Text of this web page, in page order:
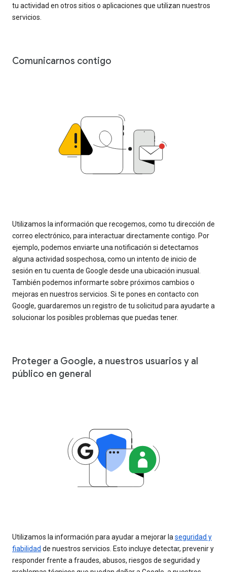
tu actividad en otros sitios o aplicaciones que utilizan nuestros
servicios.
Comunicarnos contigo
Utilizamos la información que recogemos, como tu dirección de
correo electrónico, para interactuar directamente contigo. Por
ejemplo, podemos enviarte una notificación si detectamos
alguna actividad sospechosa, como un intento de inicio de
sesión en tu cuenta de Google desde una ubicación inusual.
También podemos informarte sobre próximos cambios o
mejoras en nuestros servicios. Si te pones en contacto con
Google, guardaremos un registro de tu solicitud para ayudarte a
solucionar los posibles problemas que puedas tener.
Proteger a Google, a nuestros usuarios y al
público en general
Utilizamos la información para ayudar a mejorar la seguridad y
fiabilidad de nuestros servicios. Esto incluye detectar, prevenir y
responder frente a fraudes, abusos, riesgos de seguridad y